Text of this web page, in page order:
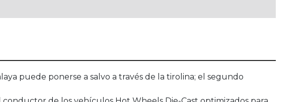
puede ponerse a salvo a través de la tirolina; el segundo